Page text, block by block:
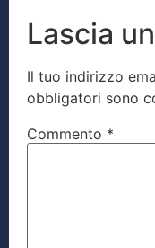
Lascia
Il tuo indirizzo
obbligatori sono
Commento *